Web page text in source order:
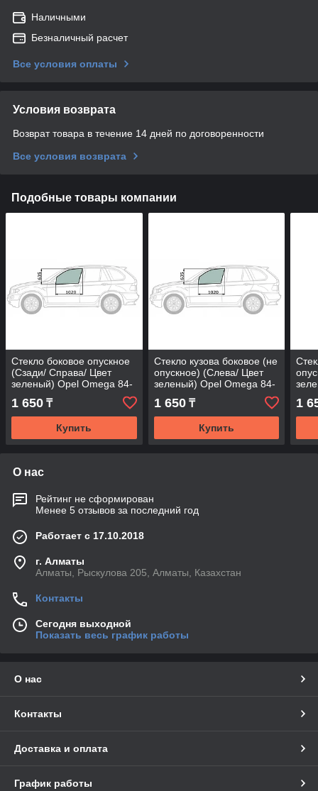
Наличными
Безналичный расчет
Все условия оплаты
Условия возврата
Возврат товара в течение 14 дней по договоренности
Все условия возврата
Подобные товары компании
Стекло боковое опускное
(Сзади/ Справа/ Цвет
зеленый) Opel Omega 84-
1 650 ₸
Купить
Стекло кузова боковое (не
опускное) (Слева/ Цвет
зеленый) Opel Omega 84-
1 650₸
Купить
1
О нас
Рейтинг не сформирован
Менее 5 отзывов за последний год
Работает с 17.10.2018
г. Алматы
Алматы, Рыскулова 205, Алматы, Казахстан
Контакты
Сегодня выходной
Показать весь график работы
О нас
Контакты
Доставка и оплата
График работы